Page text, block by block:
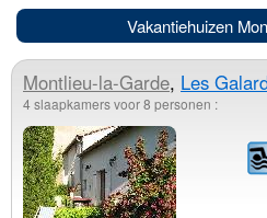
Vakantiehuizen
Montlieu-la-Garde, Les
4 slaapkamers voor 8 personen :